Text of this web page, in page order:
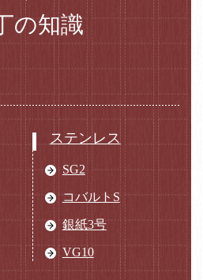
の知識
ステンレス
SG2
コバルトS
銀紙3号
VG10